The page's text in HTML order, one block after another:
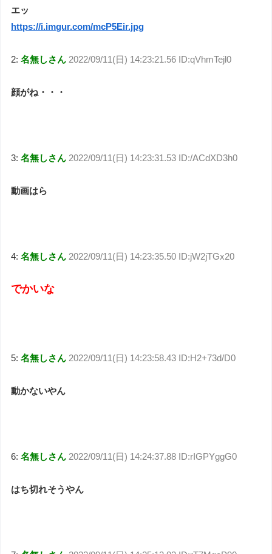
エッ
https://i.imgur.com/mcP5Eir.jpg
2:名無しさん 2022/09/11(日) 14:23:21.56 ID:qVhmTejl0
顔がね・・・
3:名無しさん 2022/09/11(日) 14:23:31.53 ID:/ACdXD3h0
動画はら
4:名無しさん 2022/09/11(日) 14:23:35.50 ID:jW2jTGx20
でかいな
5:名無しさん 2022/09/11(日) 14:23:58.43 ID:H2+73d/D0
動かないやん
6:名無しさん 2022/09/11(日) 14:24:37.88 ID:rIGPYggG0
はち切れそうやん